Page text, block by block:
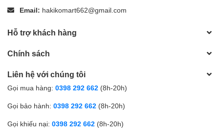
Email: hakikomart662@gmail.com
Hỗ trợ khách hàng
Chính sách
Liên hệ với chúng tôi
Gọi mua hàng: 0398 292 662 (8h-20h)
Gọi bảo hành: 0398 292 662 (8h-20h)
Gọi khiếu nại: 0398 292 662 (8h-20h)